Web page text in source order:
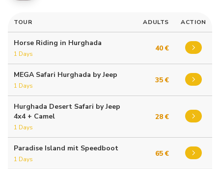
TOUR ADULTS ACTION
Horse Riding in Hurghada
1 Days
40 €
MEGA Safari Hurghada by Jeep
1 Days
35 €
Hurghada Desert Safari by Jeep
4x4 + Camel
1 Days
28 €
Paradise Island mit Speedboot
1 Days
65 €